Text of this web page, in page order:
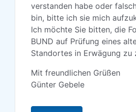
verstanden habe oder
bin, bitte ich sie mich
Ich möchte Sie bitten, die
BUND auf Prüfung eines
Standortes in Erwägung zu
Mit freundlichen Grüßen
Günter Gebele